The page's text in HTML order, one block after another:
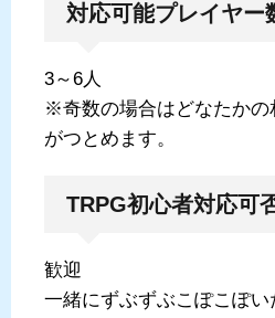
対応可能プレイヤー
3～6人
※奇数の場合はどなたかの
がつとめます。
TRPG初心者対応可
歓迎
一緒にずぶずぶこぽこぽい